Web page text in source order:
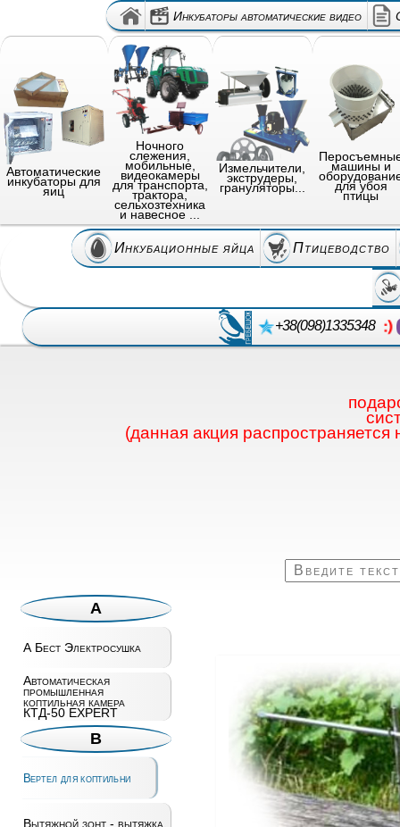
Инкубаторы автоматические видео
Автоматические
инкубаторы для
яиц
Ночного
слежения,
мобильные,
видеокамеры
для транспорта,
трактора,
сельхозтехника
и навесное ...
Измельчители,
экструдеры,
грануляторы...
машины и
для убоя
птицы
Инкубационные яйца Птицеводство
+38(098)1335348
(данная акция
А
А Бест Электросушка
Автоматическая
промышленная
коптильная камера
КТД-50 EXPERT
В
Вертел для коптильни
Вытяжной зонт - вытяжка.